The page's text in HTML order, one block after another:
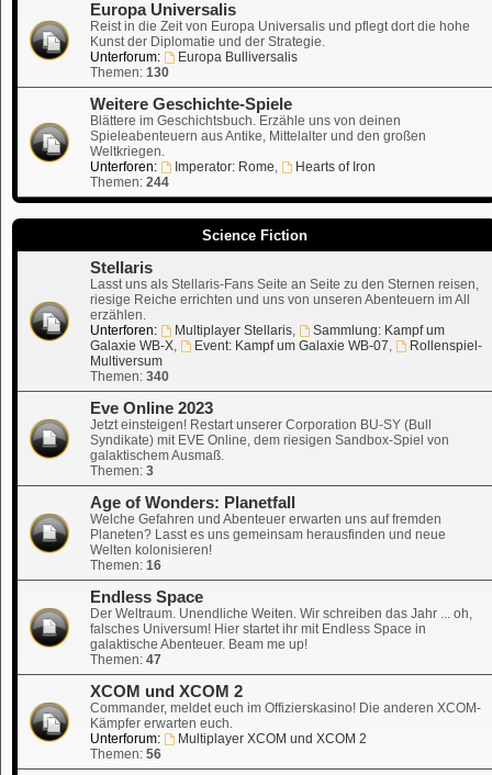
Europa Universalis
Reist in die Zeit von Europa Universalis und pflegt dort die hohe
Kunst der Diplomatie und der Strategie.
Unterforum:
Europa Bulliversalis
Themen: 130
Weitere Geschichte-Spiele
Blättere im Geschichtsbuch. Erzähle uns von deinen
Spieleabenteuern aus Antike, Mittelalter und den großen
Weltkriegen.
Unterforen:
Imperator: Rome,
Hearts of Iron
Themen: 244
Science Fiction
Stellaris
Lasst uns als Stellaris-Fans Seite an Seite zu den Sternen reisen,
riesige Reiche errichten und uns von unseren Abenteuern im All
erzählen.
Unterforen:
Multiplayer Stellaris,
Sammlung: Kampf um
Galaxie WB-X, Event: Kampf um Galaxie WB-07,
Rollenspiel-
Multiversum
Themen: 340
Eve Online 2023
Jetzt einsteigen! Restart unserer Corporation BU-SY (Bull
Syndikate) mit EVE Online, dem riesigen Sandbox-Spiel von
galaktischem Ausmaß.
Themen: 3
Age of Wonders: Planetfall
Welche Gefahren und Abenteuer erwarten uns auf fremden
Planeten? Lasst es uns gemeinsam herausfinden und neue
Welten kolonisieren!
Themen: 16
Endless Space
Der Weltraum. Unendliche Weiten. Wir schreiben das Jahr ... oh,
falsches Universum! Hier startet ihr mit Endless Space in
galaktische Abenteuer. Beam me up!
Themen: 47
XCOM und XCOM 2
Commander, meldet euch im Offizierskasino! Die anderen XCOM-
Kämpfer erwarten euch.
Unterforum:
Multiplayer XCOM und XCOM 2
Themen: 56